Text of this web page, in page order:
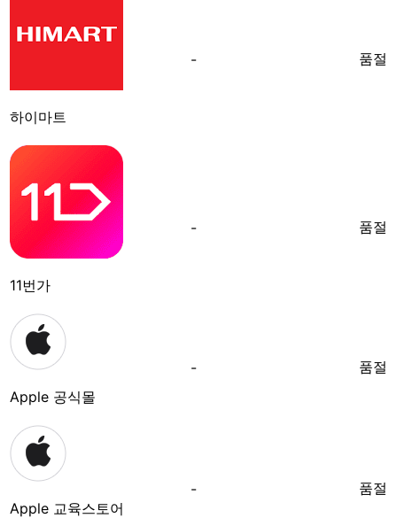
하이마트
- 품절
11번가
- 품절
Apple 공식몰
- 품절
Apple 교육스토어
- 품절